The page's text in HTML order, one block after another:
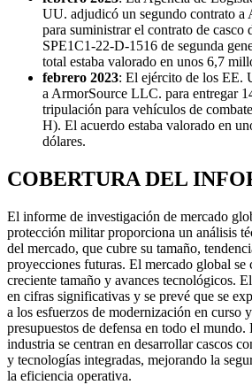
UU. adjudicó un segundo contrato a
para suministrar el contrato de casco
SPE1C1-22-D-1516 de segunda
total estaba valorado en unos 6,7
febrero 2023: El ejército de los EE.
a ArmorSource LLC. para entregar
tripulación para vehículos de
H). El acuerdo estaba valorado en
dólares.
COBERTURA DEL
El informe de investigación de mercado
protección militar proporciona un análisis
del mercado, que cubre su tamaño,
proyecciones futuras. El mercado global se
creciente tamaño y avances tecnológicos.
en cifras significativas y se prevé que se
a los esfuerzos de modernización en curso
presupuestos de defensa en todo el mundo.
industria se centran en desarrollar cascos
y tecnologías integradas, mejorando la
la eficiencia operativa.